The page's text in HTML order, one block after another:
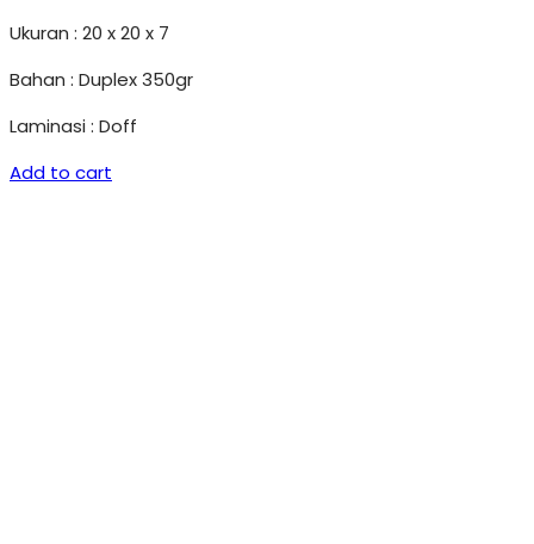
Ukuran : 20 x 20 x 7
Bahan : Duplex 350gr
Laminasi : Doff
Add to cart